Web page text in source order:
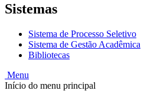
Sistemas
Sistema de Processo Seletivo
Sistema de Gestão Acadêmica
Bibliotecas
Menu
Início do menu principal